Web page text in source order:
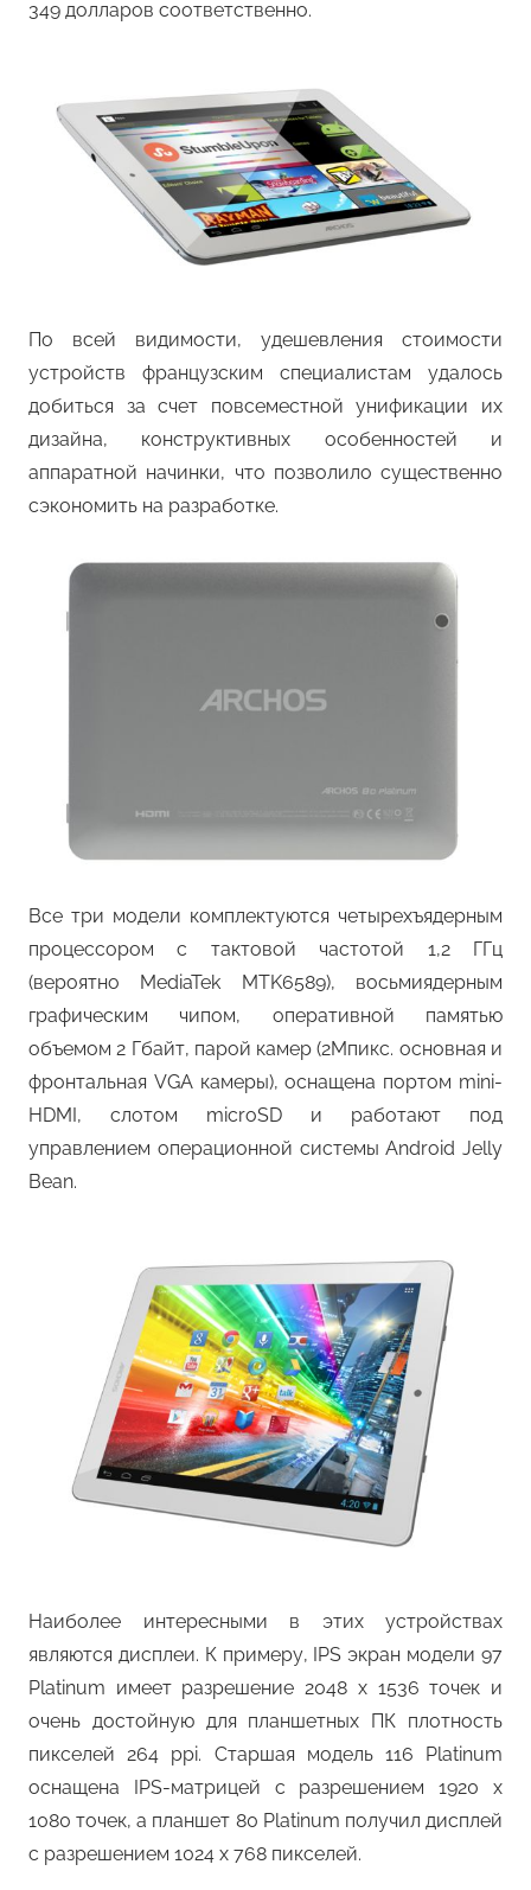
349 долларов соответственно.
По всей видимости, удешевления стоимости
устройств французским специалистам удалось
добиться за счет повсеместной унификации их
дизайна, конструктивных особенностей и
аппаратной начинки, что позволило существенно
сэкономить на разработке.
Все три модели комплектуются четырехъядерным
процессором с тактовой частотой 1,2 ГГц
(вероятно MediaTek MTK6589), восьмиядерным
графическим чипом, оперативной памятью
объемом 2 Гбайт, парой камер (2Мпикс. основная и
фронтальная VGA камеры), оснащена портом mini-
HDMI, слотом microSD и работают под
управлением операционной системы Android Jelly
Bean.
Наиболее интересными в этих устройствах
являются дисплеи. К примеру, IPS экран модели 97
Platinum имеет разрешение 2048 x 1536 точек и
очень достойную для планшетных ПК плотность
пикселей 264 ppi. Старшая модель 116 Platinum
оснащена IPS-матрицей с разрешением 1920 x
1080 точек, а планшет 80 Platinum получил дисплей
с разрешением 1024 x 768 пикселей.